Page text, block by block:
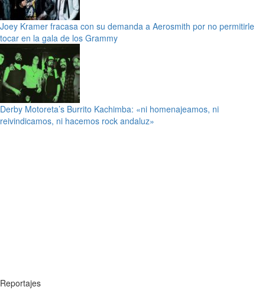
Joey Kramer fracasa con su demanda a Aerosmith por no permitirle
tocar en la gala de los Grammy
Derby Motoreta’s Burrito Kachimba: «ni homenajeamos, ni
reivindicamos, ni hacemos rock andaluz»
Reportajes